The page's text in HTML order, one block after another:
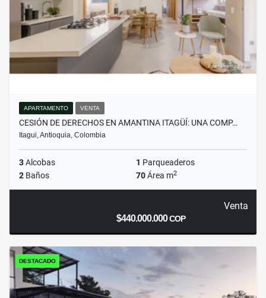
APARTAMENTO VENTA
CESIÓN DE DERECHOS EN AMANTINA ITAGÜÍ: UNA COMP…
Itagui, Antioquia, Colombia
3Alcobas 1 Parqueaderos
2 Baños 70Área m2
Venta
$440.000.000COP
DESTACADO